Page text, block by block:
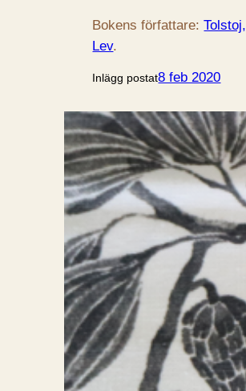
Bokens författare:Tolstoj,
Lev.
Inlägg postat8 feb 2020